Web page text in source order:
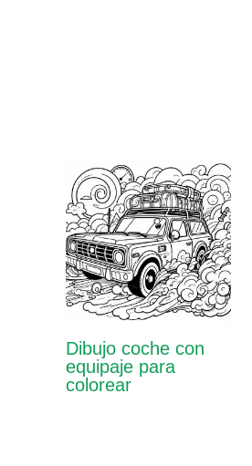
Dibujo coche con
equipaje para
colorear